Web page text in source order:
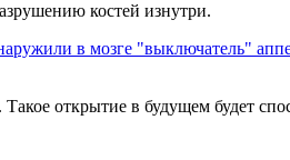
костей изнутри.
в мозге "выключатель"
открытие в будущем будет